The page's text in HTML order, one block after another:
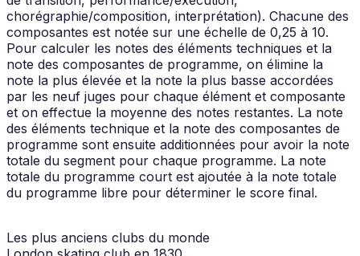
chorégraphie/composition, interprétation). Chacune des
composantes est notée sur une échelle de 0,25 à 10.
Pour calculer les notes des éléments techniques et la
note des composantes de programme, on élimine la
note la plus élevée et la note la plus basse accordées
par les neuf juges pour chaque élément et composante
et on effectue la moyenne des notes restantes. La note
des éléments technique et la note des composantes de
programme sont ensuite additionnées pour avoir la note
totale du segment pour chaque programme. La note
totale du programme court est ajoutée à la note totale
du programme libre pour déterminer le score final.
Les plus anciens clubs du monde